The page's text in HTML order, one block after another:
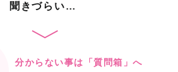
聞きづらい…
分からない事は「質問箱」へ